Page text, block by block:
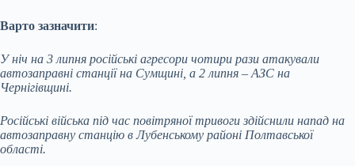
Варто зазначити:
У ніч на 3 липня російські агресори чотири рази атакували
автозаправні станції на Сумщині, а 2 липня – АЗС на
Чернігівщині.
Російські війська під час повітряної тривоги здійснили напад на
автозаправну станцію в Лубенському районі Полтавської
області.